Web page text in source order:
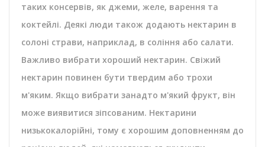
таких консервів, як джеми, желе, варення та
коктейлі. Деякі люди також додають нектарин в
солоні страви, наприклад, в соління або салати.
Важливо вибрати хороший нектарин. Свіжий
нектарин повинен бути твердим або трохи
м'яким. Якщо вибрати занадто м'який фрукт, він
може виявитися зіпсованим. Нектарини
низькокалорійні, тому є хорошим доповненням до